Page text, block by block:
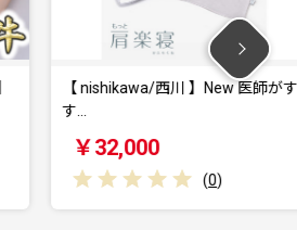
西川 】New 医師がす
(0 )
【